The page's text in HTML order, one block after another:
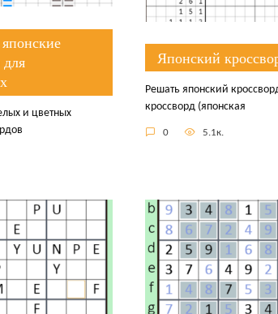
для
и цветных
Японский
Решать японский
кроссворд (японская
0 5.1к.